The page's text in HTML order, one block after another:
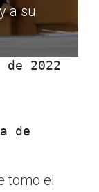
a su
2022
de
tomo el